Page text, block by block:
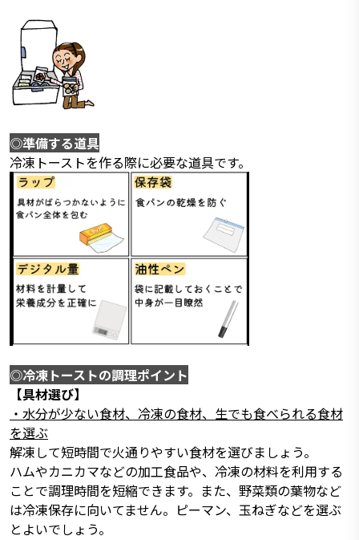
◎準備する道具
冷凍トーストを作る際に必要な道具です。
◎冷凍トーストの調理ポイント
【具材選び】
・水分が少ない食材、冷凍の食材、生でも食べられる食材
を選ぶ
解凍して短時間で火通りやすい食材を選びましょう。
ハムやカニカマなどの加工食品や、冷凍の材料を利用する
ことで調理時間を短縮できます。また、野菜類の葉物など
は冷凍保存に向いてません。ピーマン、玉ねぎなどを選ぶ
とよいでしょう。